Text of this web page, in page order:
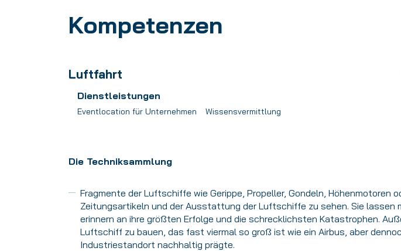
Kompetenzen
Luftfahrt
Dienstleistungen
Eventlocation für Unternehmen Wissensvermittlung
Die Techniksammlung
Fragmente der Luftschiffe wie Gerippe, Propeller, Gondeln, Höhenmotoren
Zeitungsartikeln und der Ausstattung der Luftschiffe zu sehen. Sie
erinnern an ihre größten Erfolge und die schrecklichsten Katastrophen.
Luftschiff zu bauen, das fast viermal so groß ist wie ein Airbus, aber
Industriestandort nachhaltig prägte.